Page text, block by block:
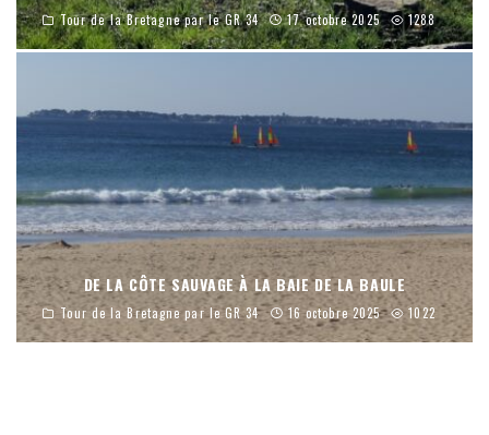
Tour de la Bretagne par le GR 34 17 octobre 2025 1288
DE LA CÔTE SAUVAGE À LA BAIE DE LA BAULE
Tour de la Bretagne par le GR 34 16 octobre 2025 1022